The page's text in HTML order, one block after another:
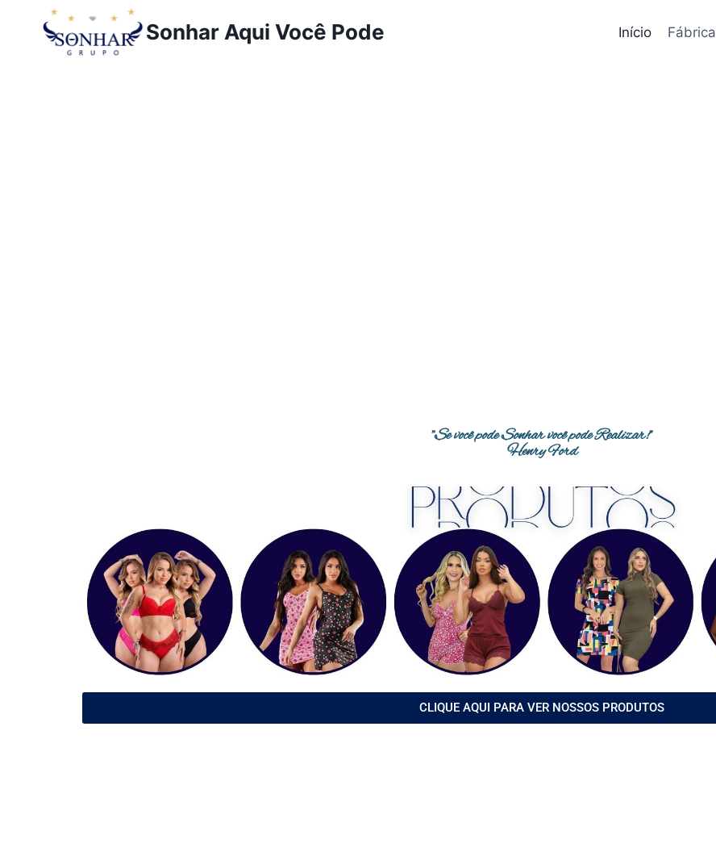
Sonhar Aqui Você Pode Início Fábrica
"Se você pode Sonhar você pode Realizar!"
Henry Ford
CLIQUE AQUI PARA VER NOSSOS PRODUTOS